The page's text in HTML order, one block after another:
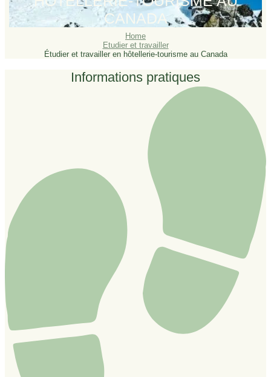
CANADA
Home
Etudier et travailler
Étudier et travailler en hôtellerie-tourisme au Canada
Informations pratiques